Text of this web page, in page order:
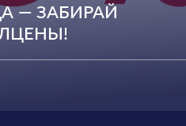
— ЗАБИРАЙ